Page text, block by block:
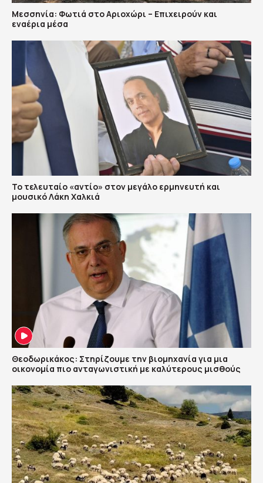
Μεσσηνία: Φωτιά στο Αριοχώρι – Επιχειρούν και
εναέρια μέσα
Το τελευταίο «αντίο» στον μεγάλο ερμηνευτή και
μουσικό Λάκη Χαλκιά
Θεοδωρικάκος: Στηρίζουμε την βιομηχανία για μια
οικονομία πιο ανταγωνιστική με καλύτερους μισθούς